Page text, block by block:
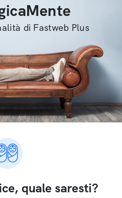
di Fastweb Plus
quale saresti?